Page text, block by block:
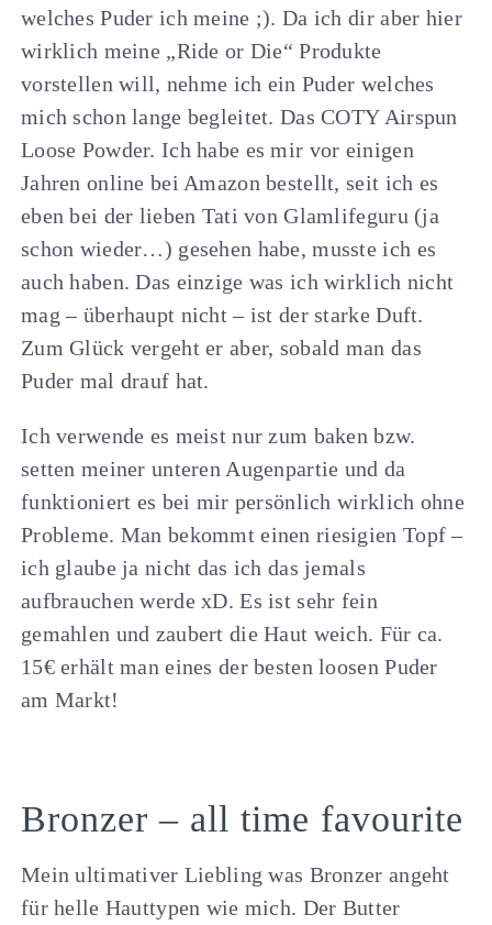
welches Puder ich meine ;). Da ich dir aber hier
wirklich meine „Ride or Die“ Produkte
vorstellen will, nehme ich ein Puder welches
mich schon lange begleitet. Das COTY Airspun
Loose Powder. Ich habe es mir vor einigen
Jahren online bei Amazon bestellt, seit ich es
eben bei der lieben Tati von Glamlifeguru (ja
schon wieder…) gesehen habe, musste ich es
auch haben. Das einzige was ich wirklich nicht
mag – überhaupt nicht – ist der starke Duft.
Zum Glück vergeht er aber, sobald man das
Puder mal drauf hat.
Ich verwende es meist nur zum baken bzw.
setten meiner unteren Augenpartie und da
funktioniert es bei mir persönlich wirklich ohne
Probleme. Man bekommt einen riesigien Topf –
ich glaube ja nicht das ich das jemals
aufbrauchen werde xD. Es ist sehr fein
gemahlen und zaubert die Haut weich. Für ca.
15€ erhält man eines der besten loosen Puder
am Markt!
Bronzer – all time favourite
Mein ultimativer Liebling was Bronzer angeht
für helle Hauttypen wie mich. Der Butter